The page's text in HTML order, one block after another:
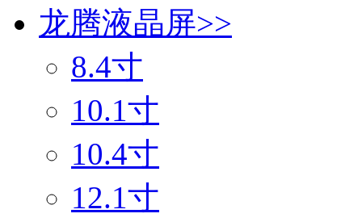
龙腾液晶屏>>
8.4寸
10.1寸
10.4寸
12.1寸